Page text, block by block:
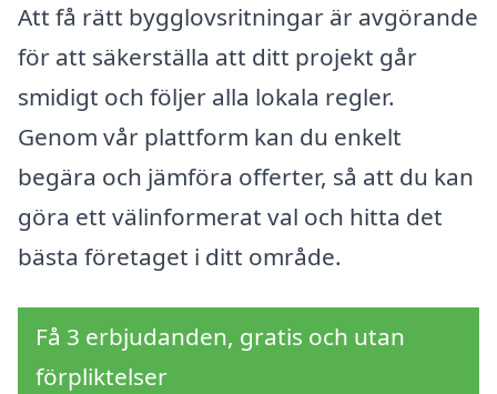
Att få rätt bygglovsritningar är avgörande
för att säkerställa att ditt projekt går
smidigt och följer alla lokala regler.
Genom vår plattform kan du enkelt
begära och jämföra offerter, så att du kan
göra ett välinformerat val och hitta det
bästa företaget i ditt område.
Få 3 erbjudanden, gratis och utan
förpliktelser